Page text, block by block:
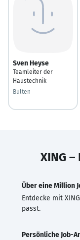
Sven Heyse
Teamleiter der
Haustechnik
Bülten
XING
Über eine Million
Entdecke mit
passt.
Persönliche Job-